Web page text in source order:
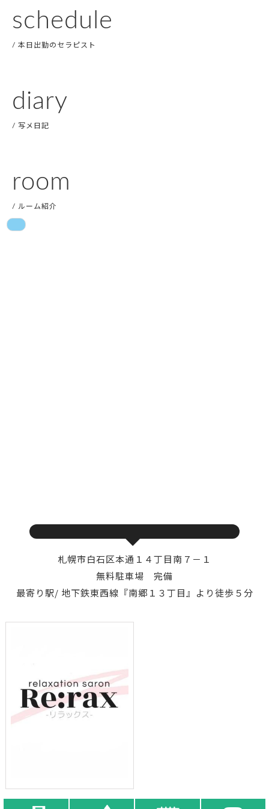
schedule
本日出勤のセラピスト
diary
写メ日記
room
ルーム紹介
札幌市白石区本通１４丁目南７－１
無料駐車場 完備
最寄り駅/ 地下鉄東西線『南郷１３丁目』より徒歩５分